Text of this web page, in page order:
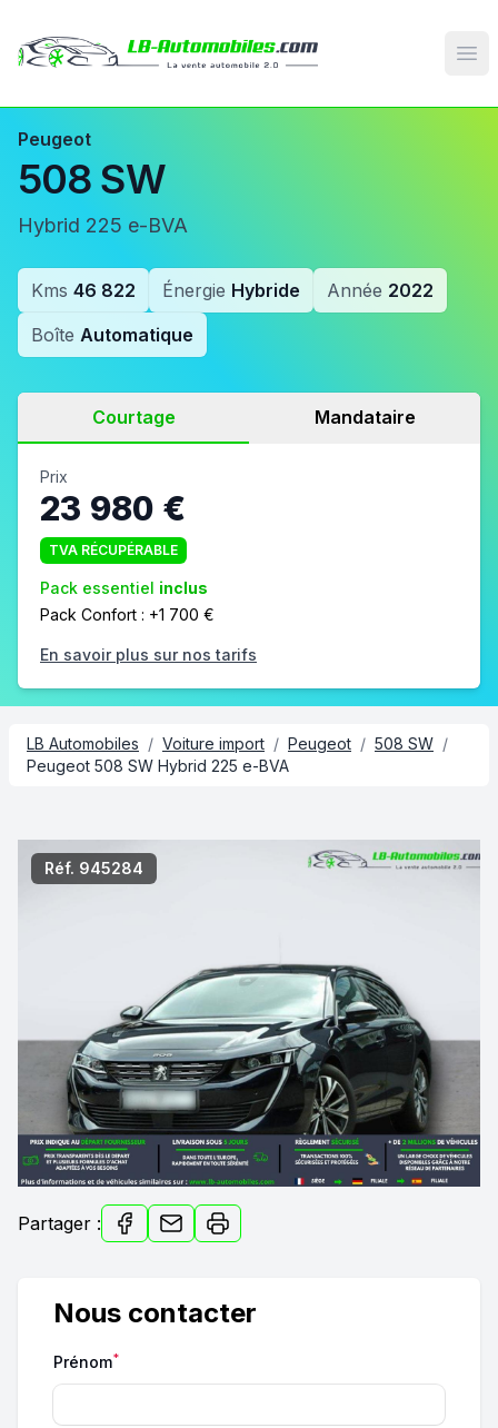
Peugeot
508 SW
Hybrid 225 e-BVA
Kms 46 822 Énergie Hybride Année 2022
Boîte Automatique
Courtage Mandataire
Prix
23 980 €
TVA RÉCUPÉRABLE
Pack essentiel inclus
Pack Confort : +1 700 €
En savoir plus sur nos tarifs
LB Automobiles / Voiture import / Peugeot / 508 SW /
Peugeot 508 SW Hybrid 225 e-BVA
Réf. 945284
Partager :
Nous contacter
Prénom*